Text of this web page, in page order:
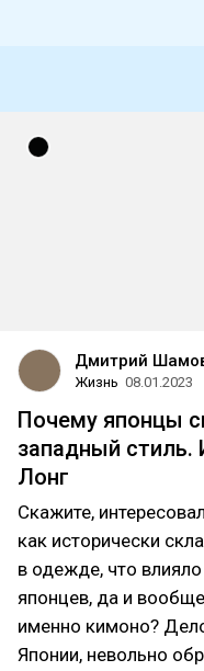
Дмитрий
Жизнь 08.01.2023
Почему японцы
западный
Лонг
Скажите,
как исторически
в одежде, что
японцев, да и
именно кимоно?
Японии, невольно